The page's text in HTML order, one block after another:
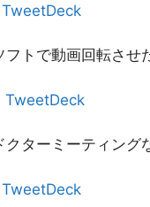
TweetDeck
フトで動画回転さ
TweetDeck
クターミーティング
TweetDeck